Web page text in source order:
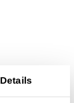
Details